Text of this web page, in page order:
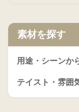
素材を探す
用途・シーンか
テイスト・雰囲